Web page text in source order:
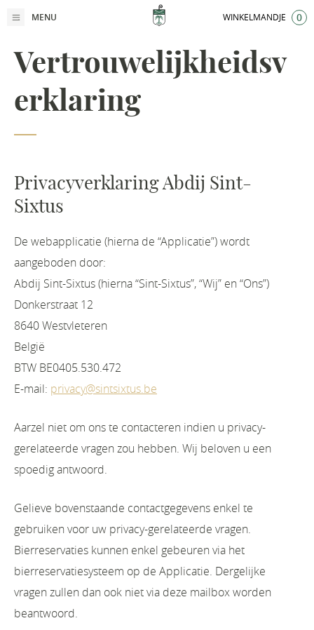
Ga naar de algemene inhoud
MENU Abdij Sint-SixtusWINKELMANDJE 0
Vertrouwelijkheidsv
erklaring
Privacyverklaring Abdij Sint-
Sixtus
De webapplicatie (hierna de “Applicatie”) wordt
aangeboden door:
Abdij Sint-Sixtus (hierna “Sint-Sixtus”, “Wij” en “Ons”)
Donkerstraat 12
8640 Westvleteren
België
BTW BE0405.530.472
E-mail: privacy@sintsixtus.be
Aarzel niet om ons te contacteren indien u privacy-
gerelateerde vragen zou hebben. Wij beloven u een
spoedig antwoord.
Gelieve bovenstaande contactgegevens enkel te
gebruiken voor uw privacy-gerelateerde vragen.
Bierreservaties kunnen enkel gebeuren via het
bierreservatiesysteem op de Applicatie. Dergelijke
vragen zullen dan ook niet via deze mailbox worden
beantwoord.